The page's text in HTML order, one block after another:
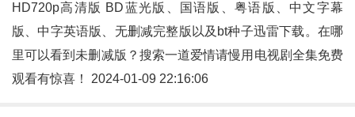
HD720p高清版 BD蓝光版、国语版、粤语版、中文字幕
版、中字英语版、无删减完整版以及bt种子迅雷下载。在哪
里可以看到未删减版？搜索一道爱情请慢用电视剧全集免费
观看有惊喜！ 2024-01-09 22:16:06